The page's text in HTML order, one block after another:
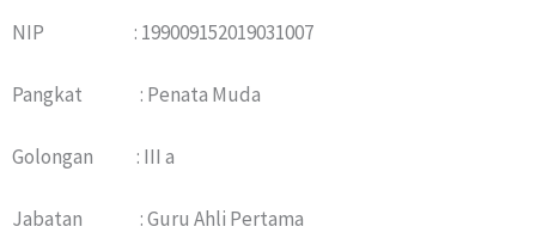
NIP : 199009152019031007
Pangkat : Penata Muda
Golongan : III a
Jabatan : Guru Ahli Pertama